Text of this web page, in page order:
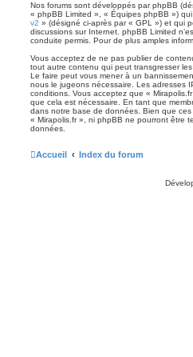
Nos forums sont développés par phpBB
« phpBB Limited », « Équipes phpBB »)
v2 » (désigné ci-après par « GPL ») et qui
discussions sur Internet. phpBB Limited
conduite permis. Pour de plus amples
Vous acceptez de ne pas publier de
tout autre contenu qui peut transgresser
Le faire peut vous mener à un
nous le jugeons nécessaire. Les adresses
conditions. Vous acceptez que «
que cela est nécessaire. En tant que
dans notre base de données. Bien que
« Mirapolis.fr », ni phpBB ne pourront être
données.
Accueil Index du forum